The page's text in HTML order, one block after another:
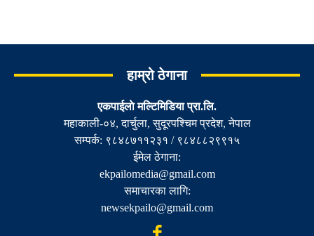
हाम्रो ठेगाना
एकपाईलाे मल्टिमिडिया प्रा.लि.
महाकाली-०४, दार्चुला, सुदूरपश्चिम प्रदेश, नेपाल
सम्पर्क: ९८४८७११२३१ / ९८४८८२९९१५
ईमेल ठेगाना:
ekpailomedia@gmail.com
समाचारका लागि:
newsekpailo@gmail.com